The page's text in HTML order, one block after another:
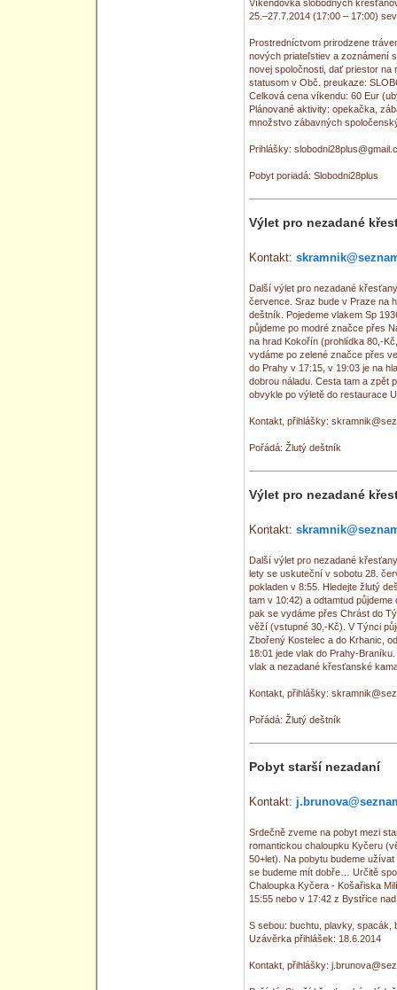
Víkendovka slobodných
25.–27.7.2014 (17:00 – 17:00)
Prostredníctvom prirodzene
nových priateľstiev a zoznámení
novej spoločnosti, dať priestor
statusom v Obč. preukaze:
Celková cena víkendu: 60 Eur
Plánované aktivity: opekačka,
množstvo zábavných
Prihlášky:
Pobyt poriadá: Slobodni28plus
Výlet pro nezadané
Kontakt:
Další výlet pro nezadané
července. Sraz bude v Praze na
deštník. Pojedeme vlakem Sp
půjdeme po modré značce přes
na hrad Kokořín (prohlídka 80,-
vydáme po zelené značce přes
do Prahy v 17:15, v 19:03 je na
dobrou náladu. Cesta tam a zpět
obvykle po výletě do restaurace
Kontakt, přihlášky:
Pořádá: Žlutý deštník
Výlet pro nezadané
Kontakt:
Další výlet pro nezadané
lety se uskuteční v sobotu 28.
pokladen v 8:55. Hledejte žlutý
tam v 10:42) a odtamtud
pak se vydáme přes Chrást do
věží (vstupné 30,-Kč). V Týnci
Zbořený Kostelec a do Krhanic,
18:01 jede vlak do Prahy-
vlak a nezadané křesťanské
Kontakt, přihlášky:
Pořádá: Žlutý deštník
Pobyt starší nezadaní
Kontakt:
Srdečně zveme na pobyt mezi
romantickou chaloupku Kyčeru
50+let). Na pobytu budeme
se budeme mít dobře… Určitě
Chaloupka Kyčera - Košařiska
15:55 nebo v 17:42 z Bystřice
S sebou: buchtu, plavky, spacák,
Uzávěrka přihlášek: 18.6.2014
Kontakt, přihlášky: